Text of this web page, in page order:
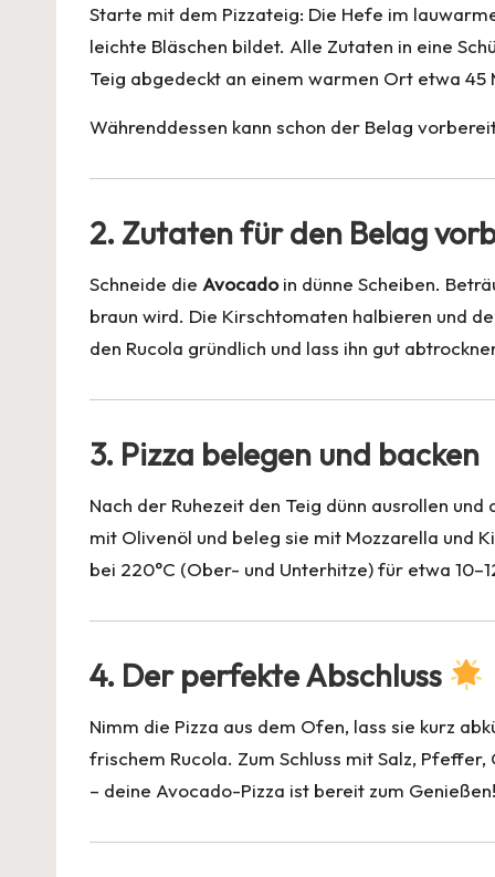
Starte mit dem Pizzateig: Die Hefe im
leichte Bläschen bildet. Alle Zutaten in eine
Teig abgedeckt an einem warmen Ort etwa 45
Währenddessen kann schon der Belag
2. Zutaten für den Belag
Schneide die Avocadoin dünne Scheiben.
braun wird. Die Kirschtomaten halbieren und
den Rucola gründlich und lass ihn gut
3. Pizza belegen und backen
Nach der Ruhezeit den Teig dünn ausrollen
mit Olivenöl und beleg sie mit Mozzarella und
bei 220°C (Ober- und Unterhitze) für etwa
4. Der perfekte Abschluss
Nimm die Pizza aus dem Ofen, lass sie kurz
frischem Rucola. Zum Schluss mit Salz,
– deine Avocado-Pizza ist bereit zum Genießen!